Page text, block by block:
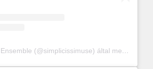
Simplicissimus Ensemble (@simplicissimuse) által megosztott bejegyzés